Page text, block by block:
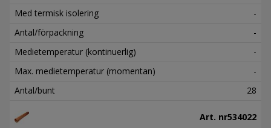
Med termisk isolering
-
Antal/förpackning
-
Medietemperatur (kontinuerlig)
-
Max. medietemperatur (momentan)
-
Antal/bunt
28
Art. nr534022